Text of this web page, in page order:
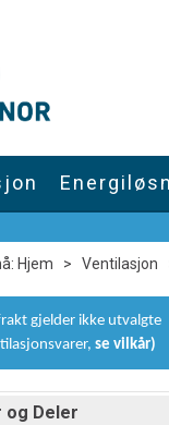
Hjem > Ventilasjon
gjelder ikke utvalgte
se vilkår)
og Deler